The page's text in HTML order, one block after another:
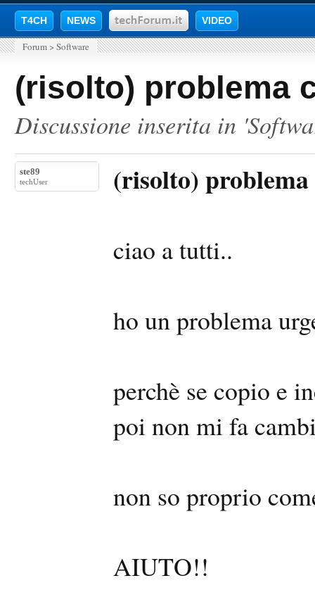
T4CH NEWS VIDEO
Forum > Software
(risolto) problema
Discussione inserita in '
ste89
techUser (risolto)
ciao a tutti..
ho un problema
perchè se copio e
poi non mi fa
non so proprio
AIUTO!!